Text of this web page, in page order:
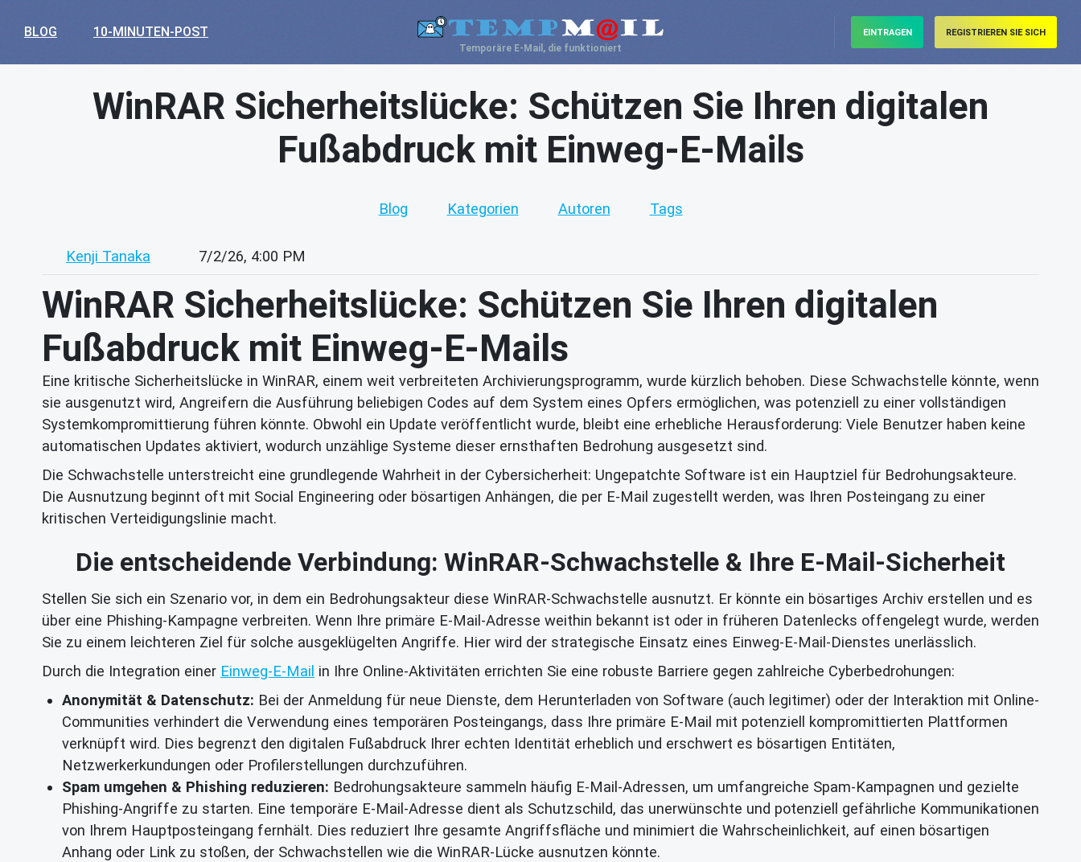
BLOG 10-MINUTEN-POST
Temporäre E-Mail, die funktioniert
EINTRAGEN REGISTRIEREN SIE SICH
WinRAR Sicherheitslücke: Schützen Sie Ihren digitalen
Fußabdruck mit Einweg-E-Mails
Blog Kategorien Autoren Tags
Kenji Tanaka 7/2/26, 4:00 PM
WinRAR Sicherheitslücke: Schützen Sie Ihren digitalen
Fußabdruck mit Einweg-E-Mails
Eine kritische Sicherheitslücke in WinRAR, einem weit verbreiteten Archivierungsprogramm, wurde kürzlich behoben. Diese Schwachstelle könnte, wenn
sie ausgenutzt wird, Angreifern die Ausführung beliebigen Codes auf dem System eines Opfers ermöglichen, was potenziell zu einer vollständigen
Systemkompromittierung führen könnte. Obwohl ein Update veröffentlicht wurde, bleibt eine erhebliche Herausforderung: Viele Benutzer haben keine
automatischen Updates aktiviert, wodurch unzählige Systeme dieser ernsthaften Bedrohung ausgesetzt sind.
Die Schwachstelle unterstreicht eine grundlegende Wahrheit in der Cybersicherheit: Ungepatchte Software ist ein Hauptziel für Bedrohungsakteure.
Die Ausnutzung beginnt oft mit Social Engineering oder bösartigen Anhängen, die per E-Mail zugestellt werden, was Ihren Posteingang zu einer
kritischen Verteidigungslinie macht.
Die entscheidende Verbindung: WinRAR-Schwachstelle & Ihre E-Mail-Sicherheit
Stellen Sie sich ein Szenario vor, in dem ein Bedrohungsakteur diese WinRAR-Schwachstelle ausnutzt. Er könnte ein bösartiges Archiv erstellen und es
über eine Phishing-Kampagne verbreiten. Wenn Ihre primäre E-Mail-Adresse weithin bekannt ist oder in früheren Datenlecks offengelegt wurde, werden
Sie zu einem leichteren Ziel für solche ausgeklügelten Angriffe. Hier wird der strategische Einsatz eines Einweg-E-Mail-Dienstes unerlässlich.
Durch die Integration einer Einweg-E-Mail in Ihre Online-Aktivitäten errichten Sie eine robuste Barriere gegen zahlreiche Cyberbedrohungen:
Anonymität & Datenschutz: Bei der Anmeldung für neue Dienste, dem Herunterladen von Software (auch legitimer) oder der Interaktion mit Online-
Communities verhindert die Verwendung eines temporären Posteingangs, dass Ihre primäre E-Mail mit potenziell kompromittierten Plattformen
verknüpft wird. Dies begrenzt den digitalen Fußabdruck Ihrer echten Identität erheblich und erschwert es bösartigen Entitäten,
Netzwerkerkundungen oder Profilerstellungen durchzuführen.
Spam umgehen & Phishing reduzieren: Bedrohungsakteure sammeln häufig E-Mail-Adressen, um umfangreiche Spam-Kampagnen und gezielte
Phishing-Angriffe zu starten. Eine temporäre E-Mail-Adresse dient als Schutzschild, das unerwünschte und potenziell gefährliche Kommunikationen
von Ihrem Hauptposteingang fernhält. Dies reduziert Ihre gesamte Angriffsfläche und minimiert die Wahrscheinlichkeit, auf einen bösartigen
Anhang oder Link zu stoßen, der Schwachstellen wie die WinRAR-Lücke ausnutzen könnte.